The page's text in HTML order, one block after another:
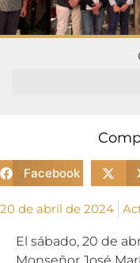
Facebook
20 de abril de 2024
El sábado, 20 de